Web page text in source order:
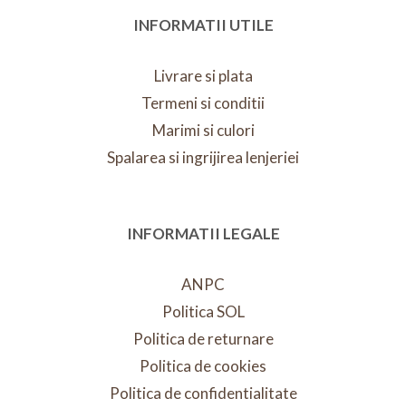
INFORMATII UTILE
Livrare si plata
Termeni si conditii
Marimi si culori
Spalarea si ingrijirea lenjeriei
INFORMATII LEGALE
ANPC
Politica SOL
Politica de returnare
Politica de cookies
Politica de confidentialitate